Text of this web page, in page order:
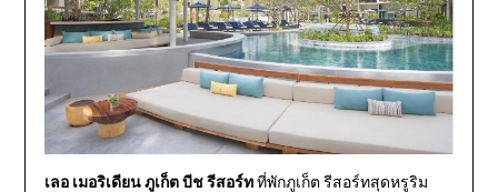
เลอ เมอริเดียน ภูเก็ต บีช รีสอร์ทที่พักภูเก็ต รีสอร์ทสุดหรูริม